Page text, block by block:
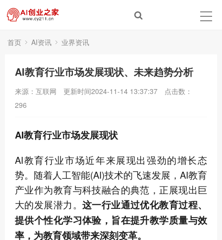
首页 AI资讯 业界资讯
AI教育行业市场发展现状、未来趋势分析
来源：互联网 更新时间2024-11-14 13:37:37
点击数：
296
AI教育行业市场发展现状
AI教育行业市场近年来展现出强劲的增长态
势。随着人工智能(AI)技术的飞速发展，AI教育
产业作为教育与科技融合的典范，正展现出巨
大的发展潜力。 这一行业通过优化教育过程、
提供个性化学习体验，旨在提升教学质量与效
率，为教育领域带来深刻变革。